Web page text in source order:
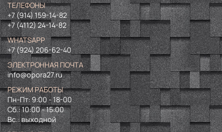
ТЕЛЕФОНЫ
+7 (914) 159-14-82
+7 (4112) 24-14-82
WHATSAPP
+7 (924) 206-62-40
ЭЛЕКТРОННАЯ ПОЧТА
info@opora27.ru
РЕЖИМ РАБОТЫ
Пн-Пт: 9:00 - 18-00
Сб.: 10:00 - 15:00
Вс.: выходной